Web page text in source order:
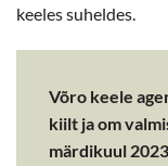
keeles suheldes.
Võro keele
kiilt ja om
märdikuul